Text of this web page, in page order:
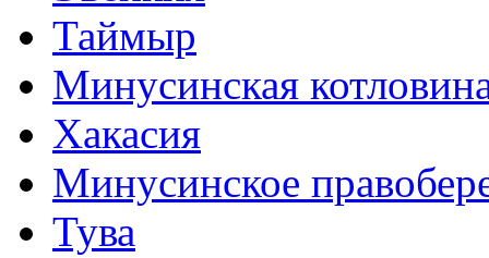
Таймыр
Минусинская
Хакасия
Минусинское
Тува